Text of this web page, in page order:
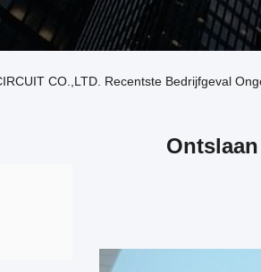
CO.,LTD. Recentste Bedrijfgeval